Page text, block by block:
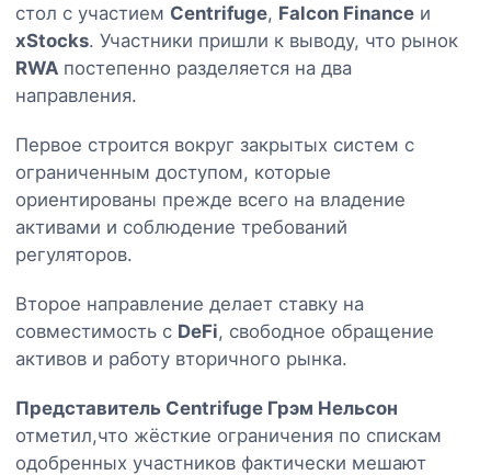
стол с участием Centrifuge, Falcon Finance и
xStocks. Участники пришли к выводу, что рынок
RWA постепенно разделяется на два
направления.
Первое строится вокруг закрытых систем с
ограниченным доступом, которые
ориентированы прежде всего на владение
активами и соблюдение требований
регуляторов.
Второе направление делает ставку на
совместимость с DeFi, свободное обращение
активов и работу вторичного рынка.
Представитель Centrifuge Грэм Нельсон
отметил,что жёсткие ограничения по спискам
одобренных участников фактически мешают